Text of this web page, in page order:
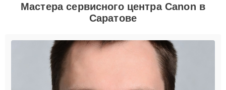
Мастера сервисного центра Canon в
Саратове